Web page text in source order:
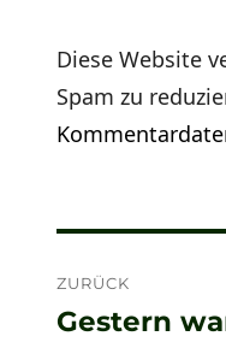
Diese Website
Spam zu
ZURÜCK
Vorheriger
Gestern